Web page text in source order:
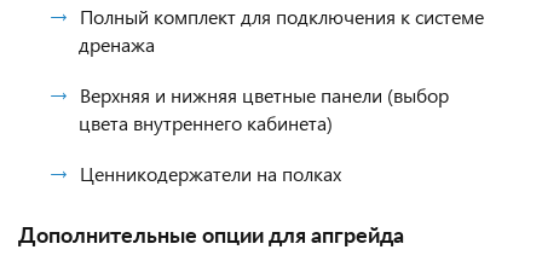
Полный комплект для подключения к системе
дренажа
Верхняя и нижняя цветные панели (выбор
цвета внутреннего кабинета)
Ценникодержатели на полках
Дополнительные опции для апгрейда